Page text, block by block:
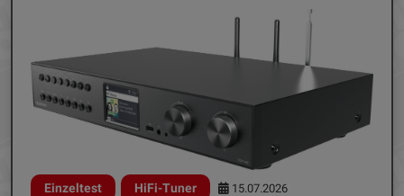
Einzeltest HiFi-Tuner 15.07.2026